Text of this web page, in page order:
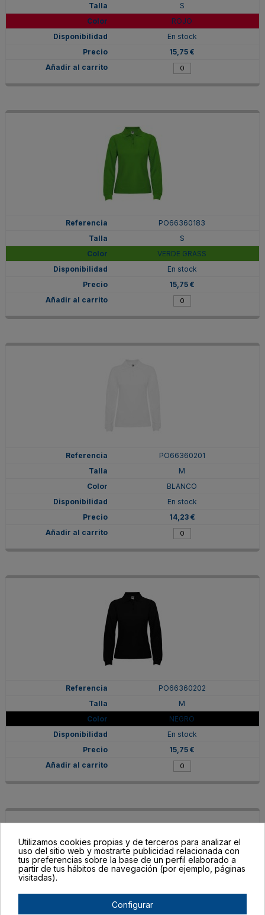
S
ROJO
En stock
15,75 €
PO66360183
S
VERDE GRASS
En stock
15,75 €
PO66360201
M
BLANCO
En stock
14,23 €
PO66360202
M
NEGRO
En stock
15,75 €
Utilizamos cookies propias y de terceros para analizar el
uso del sitio web y mostrarte publicidad relacionada con
tus preferencias sobre la base de un perfil elaborado a
partir de tus hábitos de navegación (por ejemplo, páginas
visitadas).
Configurar